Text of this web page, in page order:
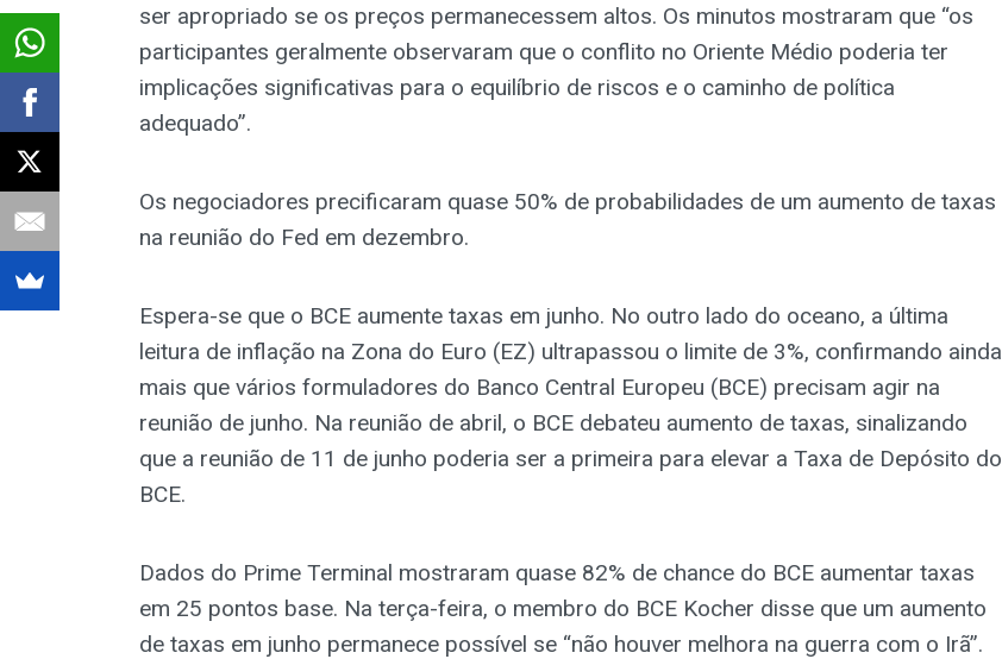
ser apropriado se os preços permanecessem altos. Os minutos mostraram que “os
participantes geralmente observaram que o conflito no Oriente Médio poderia ter
implicações significativas para o equilíbrio de riscos e o caminho de política
adequado”.
Os negociadores precificaram quase 50% de probabilidades de um aumento de taxas
na reunião do Fed em dezembro.
Espera-se que o BCE aumente taxas em junho. No outro lado do oceano, a última
leitura de inflação na Zona do Euro (EZ) ultrapassou o limite de 3%, confirmando ainda
mais que vários formuladores do Banco Central Europeu (BCE) precisam agir na
reunião de junho. Na reunião de abril, o BCE debateu aumento de taxas, sinalizando
que a reunião de 11 de junho poderia ser a primeira para elevar a Taxa de Depósito do
BCE.
Dados do Prime Terminal mostraram quase 82% de chance do BCE aumentar taxas
em 25 pontos base. Na terça-feira, o membro do BCE Kocher disse que um aumento
de taxas em junho permanece possível se “não houver melhora na guerra com o Irã”.